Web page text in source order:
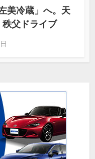
美冷蔵」へ。天
父ドライブ